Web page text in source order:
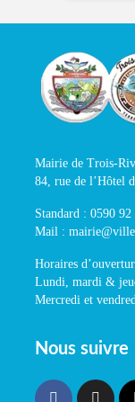
Mairie de Trois-
84, rue de l’Hôtel
Standard : 0590 92
Mail :
Horaires
Lundi, mardi &
Mercredi et
Nous suivre